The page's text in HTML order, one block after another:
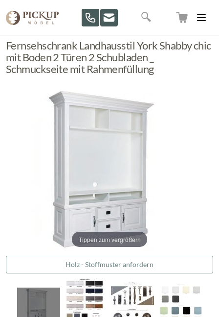
Suche
Fernsehschrank Landhausstil York Shabby chic
mit Boden 2 Türen 2 Schubladen _
Schmuckseite mit Rahmenfüllung
Tippen zum vergrößern
Holz - Stoffmuster anfordern